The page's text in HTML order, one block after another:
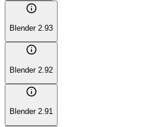
info
Blender 2.93
info
Blender 2.92
info
Blender 2.91